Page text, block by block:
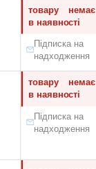
(2)
товару немає
в наявності
Підписка на
надходження
товару немає
в наявності
Підписка на
надходження